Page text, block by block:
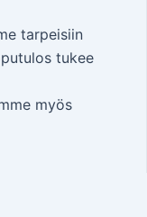
tarpeisiin
tukee
myös